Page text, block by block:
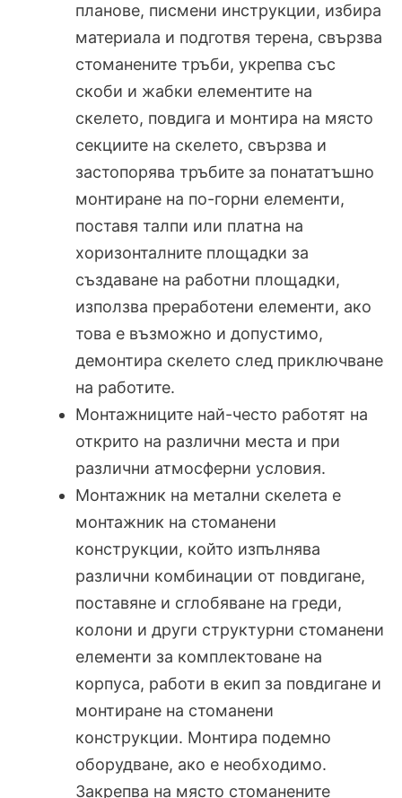
планове, писмени инструкции, избира
материала и подготвя терена, свързва
стоманените тръби, укрепва със
скоби и жабки елементите на
скелето, повдига и монтира на място
секциите на скелето, свързва и
застопорява тръбите за понататъшно
монтиране на по-горни елементи,
поставя талпи или платна на
хоризонталните площадки за
създаване на работни площадки,
използва преработени елементи, ако
това е възможно и допустимо,
демонтира скелето след приключване
на работите.
Монтажниците най-често работят на
открито на различни места и при
различни атмосферни условия.
Монтажник на метални скелета е
монтажник на стоманени
конструкции, който изпълнява
различни комбинации от повдигане,
поставяне и сглобяване на греди,
колони и други структурни стоманени
елементи за комплектоване на
корпуса, работи в екип за повдигане и
монтиране на стоманени
конструкции. Монтира подемно
оборудване, ако е необходимо.
Закрепва на място стоманените